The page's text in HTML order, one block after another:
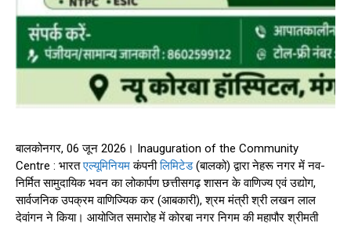
बालकोनगर, 06 जून 2026। Inauguration of the Community
Centre : भारतएल्यूमिनियमकंपनीलिमिटेड(बालको) द्वारा नेहरू नगर में नव-
निर्मित सामुदायिक भवन का लोकार्पण छत्तीसगढ़ शासन के वाणिज्य एवं उद्योग,
सार्वजनिक उपक्रम वाणिज्यिक कर (आबकारी), श्रम मंत्री श्री लखन लाल
देवांगन ने किया। आयोजित समारोह में कोरबा नगर निगम की महापौर श्रीमती